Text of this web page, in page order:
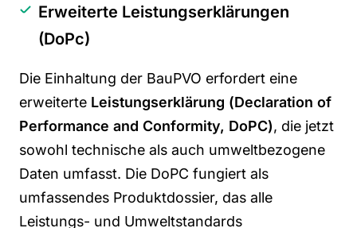
Erweiterte Leistungserklärungen
(DoPc)
Die Einhaltung der BauPVO erfordert eine
erweiterte Leistungserklärung (Declaration of
Performance and Conformity, DoPC), die jetzt
sowohl technische als auch umweltbezogene
Daten umfasst. Die DoPC fungiert als
umfassendes Produktdossier, das alle
Leistungs- und Umweltstandards